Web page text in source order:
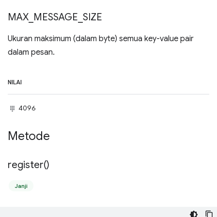
MAX MESSAGE SIZE
Ukuran maksimum (dalam byte) semua key-value pair
dalam pesan.
NILAI
4096
Metode
register()
Janji